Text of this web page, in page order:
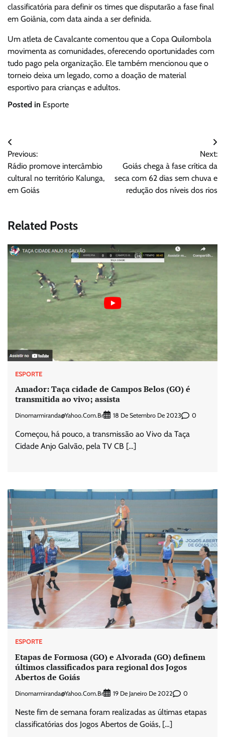
classificatória para definir os times que disputarão a fase final
em Goiânia, com data ainda a ser definida.
Um atleta de Cavalcante comentou que a Copa Quilombola
movimenta as comunidades, oferecendo oportunidades com
tudo pago pela organização. Ele também mencionou que o
torneio deixa um legado, como a doação de material
esportivo para crianças e adultos.
Posted in Esporte
Navegação
de
Post
Previous:
Rádio promove intercâmbio
cultural no território Kalunga,
em Goiás
Next:
Goiás chega à fase crítica da
seca com 62 dias sem chuva e
redução dos níveis dos rios
Related Posts
ESPORTE
Amador: Taça cidade de Campos Belos (GO) é
transmitida ao vivo; assista
Dinomarmiranda@yahoo.com.br 18 De Setembro De 2023 0
Começou, há pouco, a transmissão ao Vivo da Taça
Cidade Anjo Galvão, pela TV CB […]
ESPORTE
Etapas de Formosa (GO) e Alvorada (GO) definem
últimos classificados para regional dos Jogos
Abertos de Goiás
Dinomarmiranda@yahoo.com.br 19 De Janeiro De 2022 0
Neste fim de semana foram realizadas as últimas etapas
classificatórias dos Jogos Abertos de Goiás, […]